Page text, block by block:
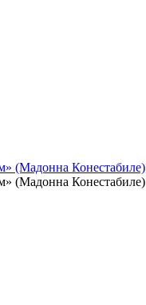
(Мадонна Конестабиле)
(Мадонна Конестабиле)